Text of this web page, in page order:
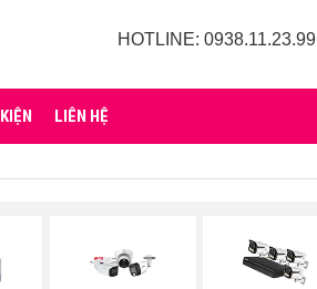
HOTLINE: 0938.11.23.99
LIÊN HỆ